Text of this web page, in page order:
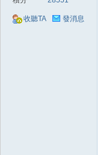
收聽TA 發消息